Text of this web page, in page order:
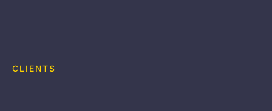
CLIENTS